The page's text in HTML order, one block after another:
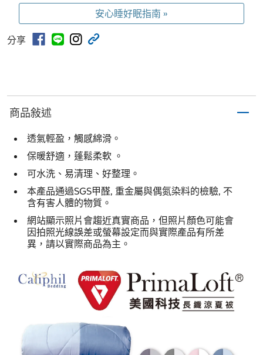
安心睡好眠指南 »
分享
商品敍述
透氣輕盈，觸感綿滑。
保暖舒適，蓬鬆柔軟 。
可水洗、易清理、好整理。
本產品通過SGS甲醛, 重金屬與偶氮染料的檢驗, 不
含有害人體的物質。
網站顯示照片會趨近真實商品，但照片顏色可能會
因拍照光線誤差或螢幕設定而與實際產品有所差
異，請以實際商品為主。